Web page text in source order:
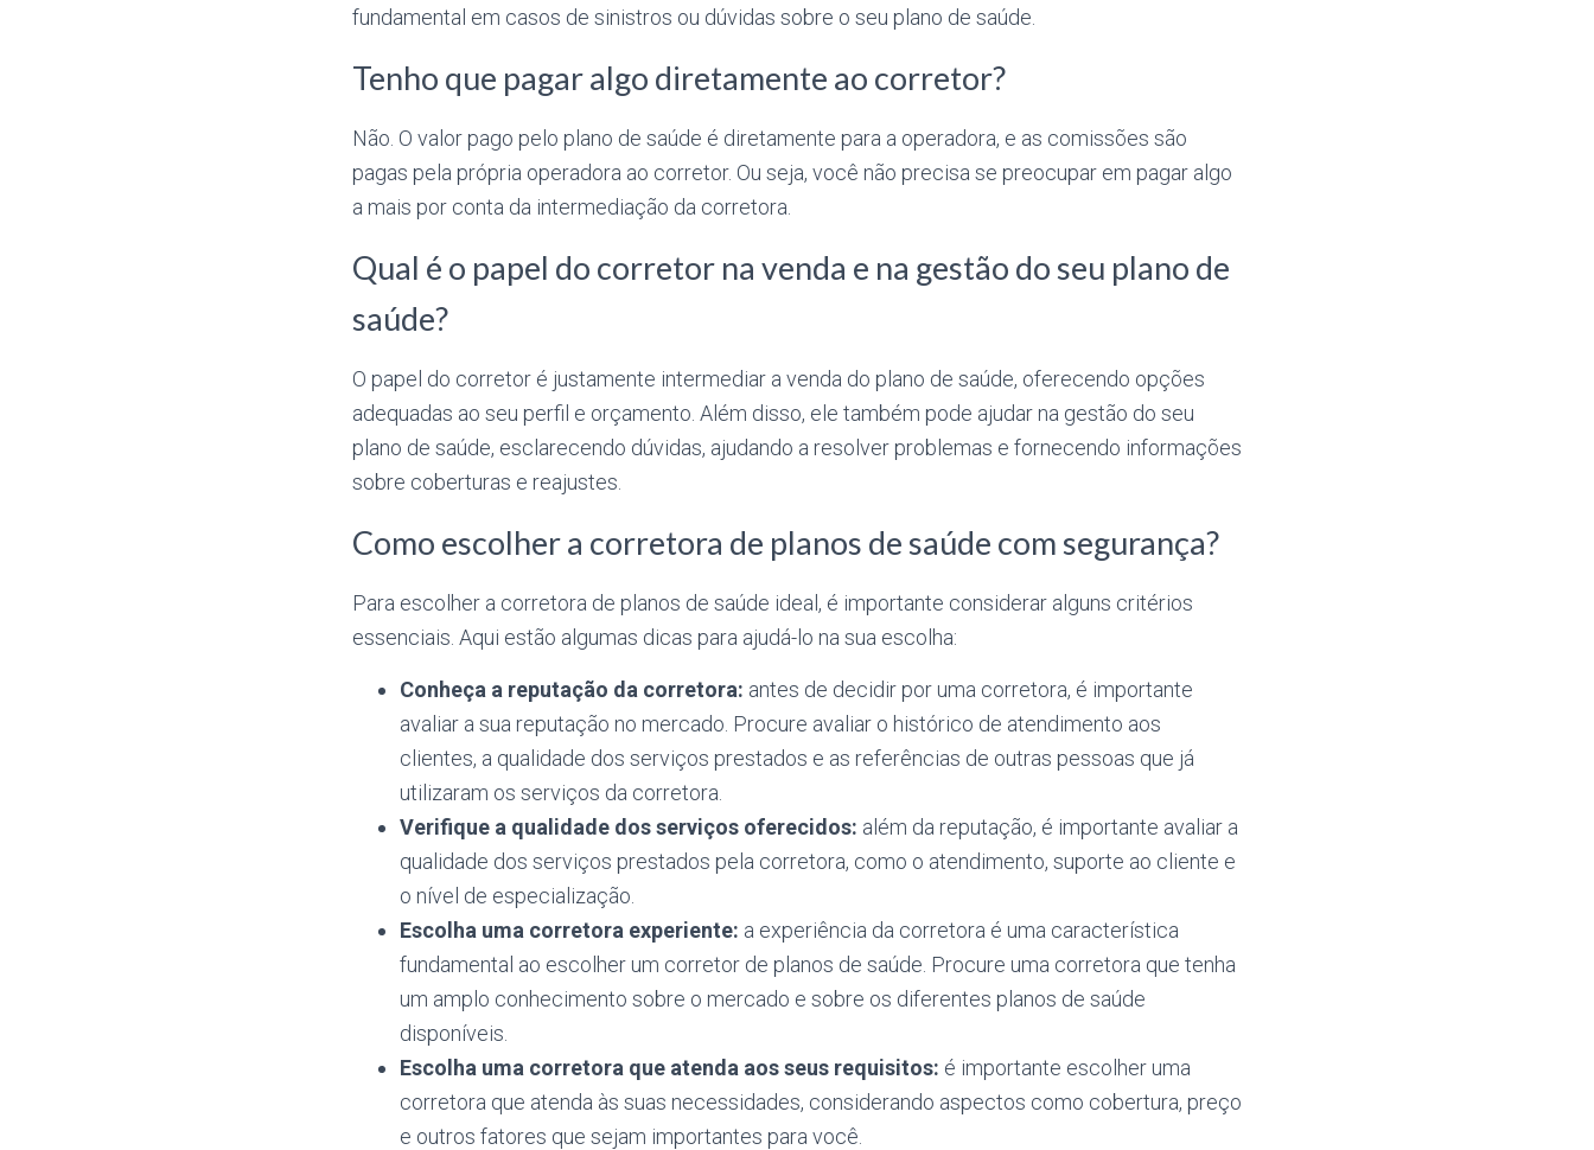
fundamental em casos de sinistros ou dúvidas sobre o seu plano de saúde.
Tenho que pagar algo diretamente ao corretor?
Não. O valor pago pelo plano de saúde é diretamente para a operadora, e as comissões são
pagas pela própria operadora ao corretor. Ou seja, você não precisa se preocupar em pagar algo
a mais por conta da intermediação da corretora.
Qual é o papel do corretor na venda e na gestão do seu plano de
saúde?
O papel do corretor é justamente intermediar a venda do plano de saúde, oferecendo opções
adequadas ao seu perfil e orçamento. Além disso, ele também pode ajudar na gestão do seu
plano de saúde, esclarecendo dúvidas, ajudando a resolver problemas e fornecendo informações
sobre coberturas e reajustes.
Como escolher a corretora de planos de saúde com segurança?
Para escolher a corretora de planos de saúde ideal, é importante considerar alguns critérios
essenciais. Aqui estão algumas dicas para ajudá-lo na sua escolha:
Conheça a reputação da corretora: antes de decidir por uma corretora, é importante
avaliar a sua reputação no mercado. Procure avaliar o histórico de atendimento aos
clientes, a qualidade dos serviços prestados e as referências de outras pessoas que já
utilizaram os serviços da corretora.
Verifique a qualidade dos serviços oferecidos: além da reputação, é importante avaliar a
qualidade dos serviços prestados pela corretora, como o atendimento, suporte ao cliente e
o nível de especialização.
Escolha uma corretora experiente: a experiência da corretora é uma característica
fundamental ao escolher um corretor de planos de saúde. Procure uma corretora que tenha
um amplo conhecimento sobre o mercado e sobre os diferentes planos de saúde
disponíveis.
Escolha uma corretora que atenda aos seus requisitos: é importante escolher uma
corretora que atenda às suas necessidades, considerando aspectos como cobertura, preço
e outros fatores que sejam importantes para você.